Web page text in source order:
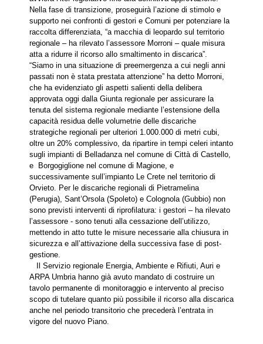
Nella fase di transizione, proseguirà l’azione di stimolo e
supporto nei confronti di gestori e Comuni per potenziare la
raccolta differenziata, “a macchia di leopardo sul territorio
regionale – ha rilevato l’assessore Morroni – quale misura
atta a ridurre il ricorso allo smaltimento in discarica”.
“Siamo in una situazione di preemergenza a cui negli anni
passati non è stata prestata attenzione” ha detto Morroni,
che ha evidenziato gli aspetti salienti della delibera
approvata oggi dalla Giunta regionale per assicurare la
tenuta del sistema regionale mediante l’estensione della
capacità residua delle volumetrie delle discariche
strategiche regionali per ulteriori 1.000.000 di metri cubi,
oltre un 20% complessivo, da ripartire in tempi celeri intanto
sugli impianti di Belladanza nel comune di Città di Castello,
e Borgogiglione nel comune di Magione, e
successivamente sull’impianto Le Crete nel territorio di
Orvieto. Per le discariche regionali di Pietramelina
(Perugia), Sant’Orsola (Spoleto) e Colognola (Gubbio) non
sono previsti interventi di riprofilatura: i gestori – ha rilevato
l’assessore - sono tenuti alla cessazione dell’utilizzo,
mettendo in atto tutte le misure necessarie alla chiusura in
sicurezza e all’attivazione della successiva fase di post-
gestione.
Il Servizio regionale Energia, Ambiente e Rifiuti, Auri e
ARPA Umbria hanno già avuto mandato di costruire un
tavolo permanente di monitoraggio e intervento al preciso
scopo di tutelare quanto più possibile il ricorso alla discarica
anche nel periodo transitorio che precederà l’entrata in
vigore del nuovo Piano.